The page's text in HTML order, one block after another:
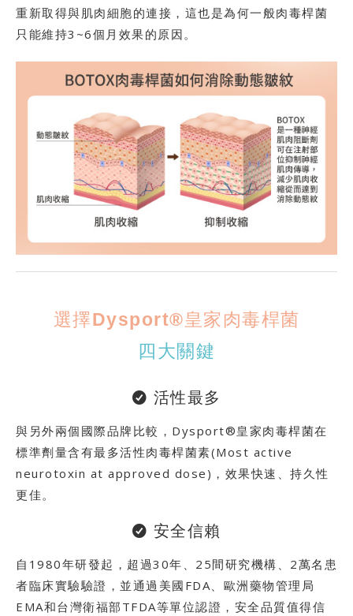
重新取得與肌肉細胞的連接，這也是為何一般肉毒桿菌
只能維持3~6個月效果的原因。
選擇Dysport®皇家肉毒桿菌
四大關鍵
活性最多
與另外兩個國際品牌比較，Dysport®皇家肉毒桿菌在
標準劑量含有最多活性肉毒桿菌素(Most active
neurotoxin at approved dose)，效果快速、持久性
更佳。
安全信賴
自1980年研發起，超過30年、25間研究機構、2萬名患
者臨床實驗驗證，並通過美國FDA、歐洲藥物管理局
EMA和台灣衛福部TFDA等單位認證，安全品質值得信